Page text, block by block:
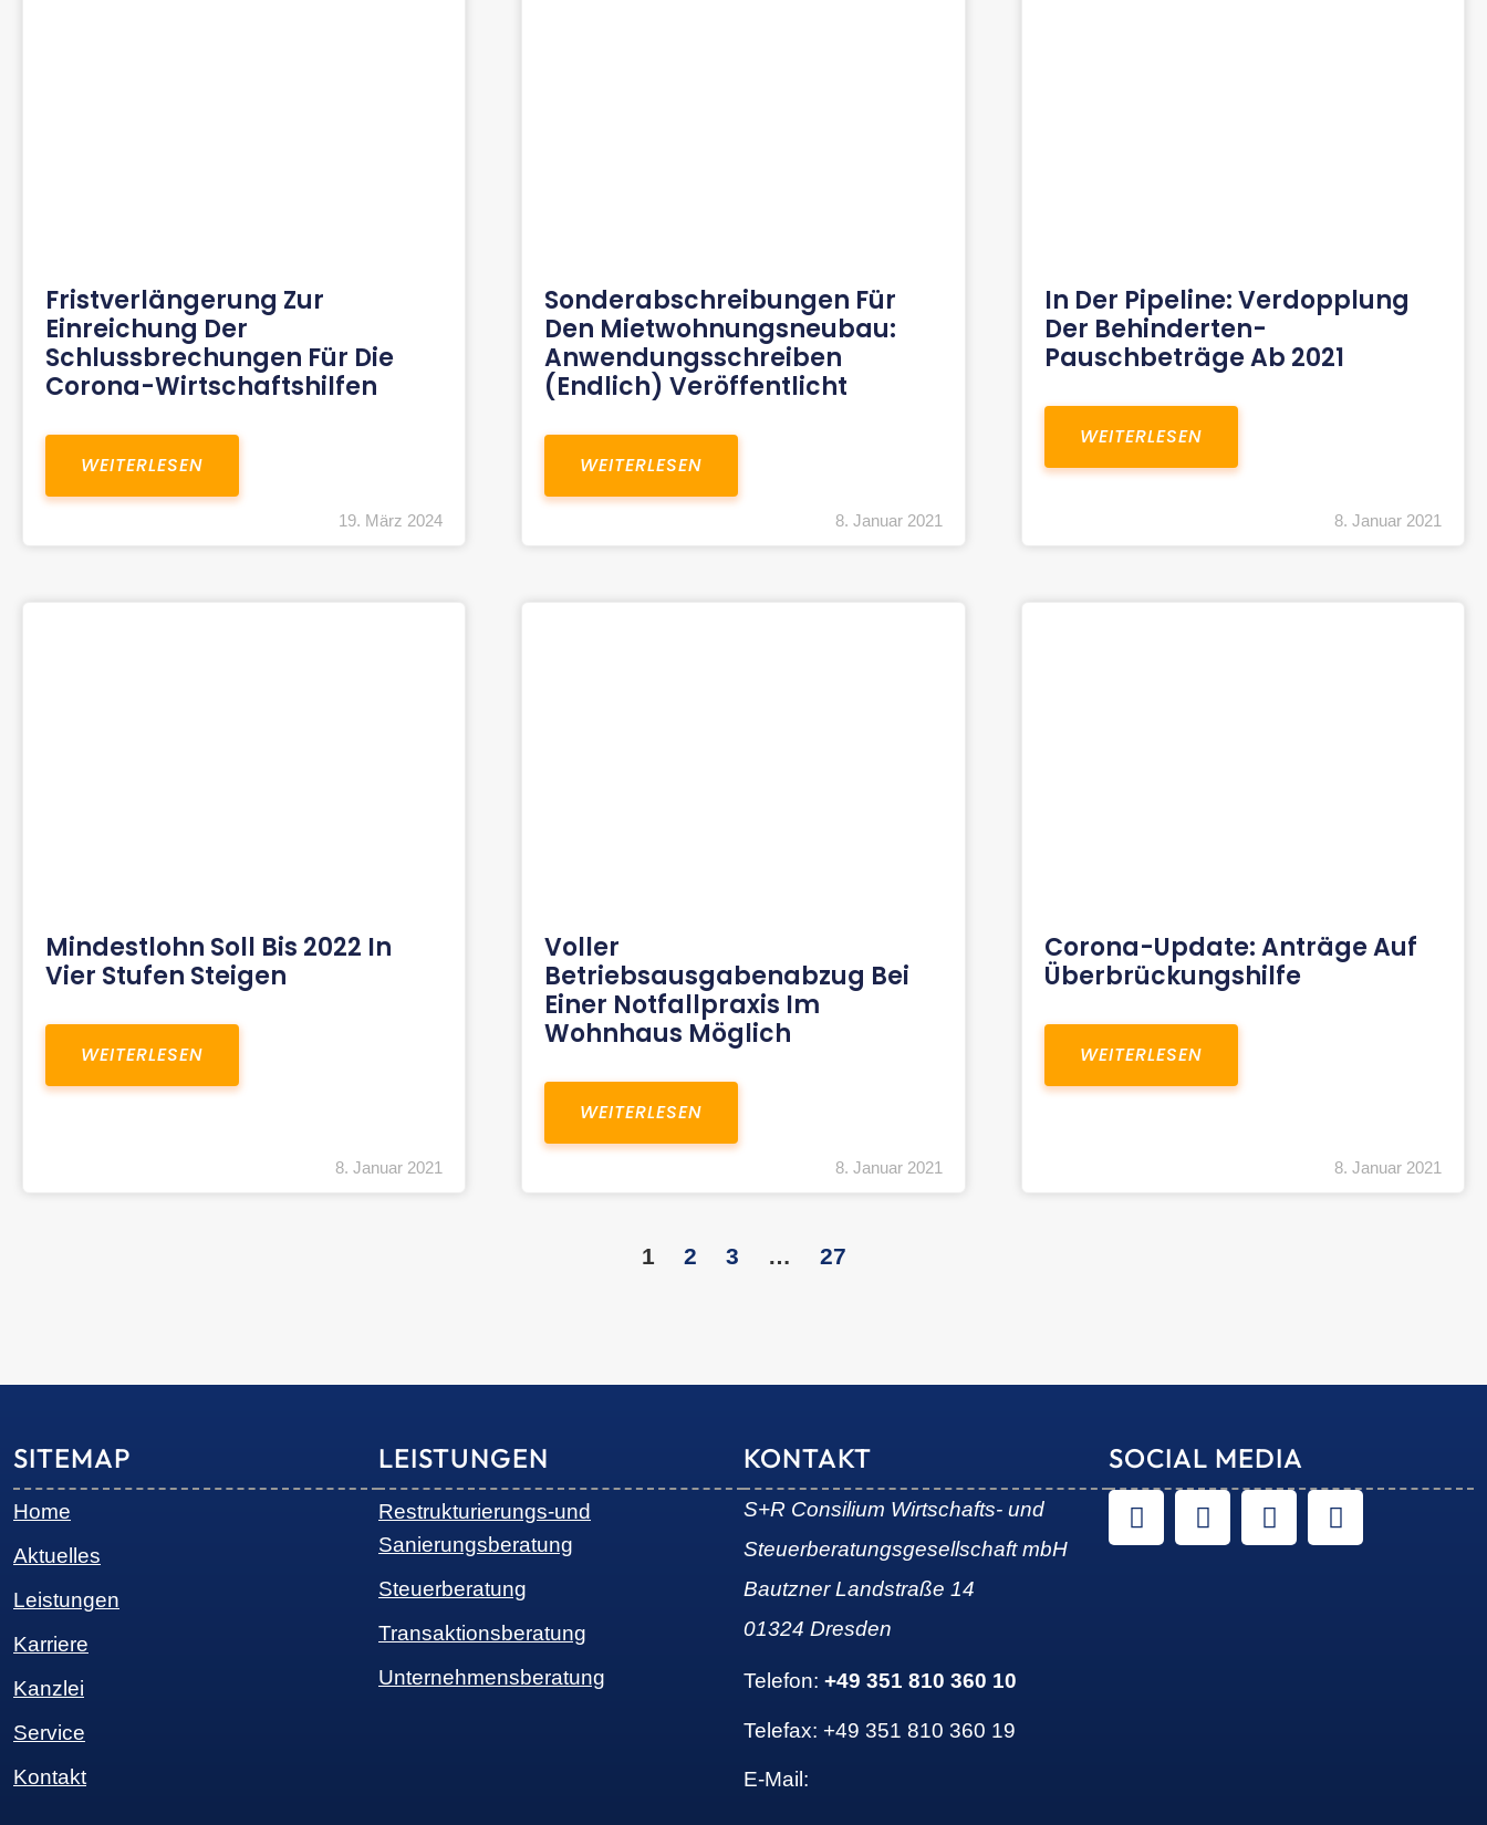
Fristverlängerung Zur
Einreichung Der
Schlussbrechungen Für Die
Corona-Wirtschaftshilfen
WEITERLESEN
19. März 2024
Sonderabschreibungen Für
Den Mietwohnungsneubau:
Anwendungsschreiben
(endlich) Veröffentlicht
WEITERLESEN
8. Januar 2021
In Der Pipeline: Verdopplung
Der Behinderten-
Pauschbeträge Ab 2021
WEITERLESEN
8. Januar 2021
Mindestlohn Soll Bis 2022 In
Vier Stufen Steigen
WEITERLESEN
8. Januar 2021
Voller
Betriebsausgabenabzug Bei
Einer Notfallpraxis Im
Wohnhaus Möglich
WEITERLESEN
8. Januar 2021
Corona-Update: Anträge Auf
Überbrückungshilfe
WEITERLESEN
8. Januar 2021
1 2 3 … 27
SITEMAP
Home
Aktuelles
Leistungen
Karriere
Kanzlei
Service
Kontakt
LEISTUNGEN
Restrukturierungs-und
Sanierungsberatung
Steuerberatung
Transaktionsberatung
Unternehmensberatung
KONTAKT
S+R Consilium Wirtschafts- und
Steuerberatungsgesellschaft mbH
Bautzner Landstraße 14
01324 Dresden
Telefon: +49 351 810 360 10
Telefax: +49 351 810 360 19
E-Mail:
SOCIAL MEDIA